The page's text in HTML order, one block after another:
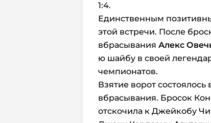
1:4.
Единственным
этой встречи. После
вбрасывания Алекс
ю шайбу в своей
чемпионатов.
Взятие ворот
вбрасывания. Бросок
отскочила к Джейкобу